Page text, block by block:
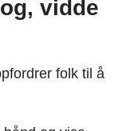
vidde
folk til å